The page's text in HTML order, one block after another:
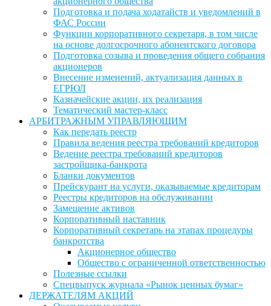
Подготовка и подача ходатайств и уведомлений в
ФАС России
Функции корпоративного секретаря, в том числе
на основе долгосрочного абонентского договора
Подготовка созыва и проведения общего собрания
акционеров
Внесение изменений, актуализация данных в
ЕГРЮЛ
Казначейские акции, их реализация
Тематический мастер-класс
АРБИТРАЖНЫМ УПРАВЛЯЮЩИМ
Как передать реестр
Правила ведения реестра требований кредиторов
Ведение реестра требований кредиторов
застройщика-банкрота
Бланки документов
Прейскурант на услуги, оказываемые кредиторам
Реестры кредиторов на обслуживании
Замещение активов
Корпоративный наставник
Корпоративный секретарь на этапах процедуры
банкротства
Акционерное общество
Общество с ограниченной ответственностью
Полезные ссылки
Спецвыпуск журнала «Рынок ценных бумаг»
ДЕРЖАТЕЛЯМ АКЦИЙ